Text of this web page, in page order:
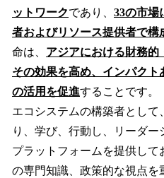
ットワークであり、 33の市場
者およびリソース提供者で構
命は、 アジアにおける財務的
その効果を高め、インパク
の活用を促進することです。
エコシステムの構築者とし
り、学び、行動し、リーダ
プラットフォームを提供し
の専門知識、政策的な視点を